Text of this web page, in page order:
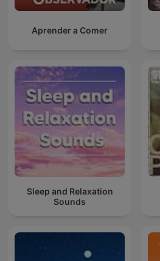
Aprender a Comer
Sleep and Relaxation
Sounds